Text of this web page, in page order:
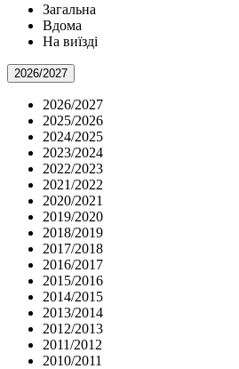
Загальна
Вдома
На виїзді
2026/2027
2026/2027
2025/2026
2024/2025
2023/2024
2022/2023
2021/2022
2020/2021
2019/2020
2018/2019
2017/2018
2016/2017
2015/2016
2014/2015
2013/2014
2012/2013
2011/2012
2010/2011